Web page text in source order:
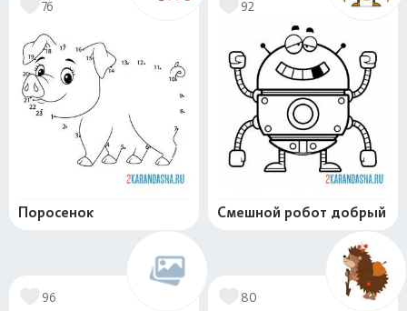
76
Поросенок
92
Смешной робот добрый
96 80